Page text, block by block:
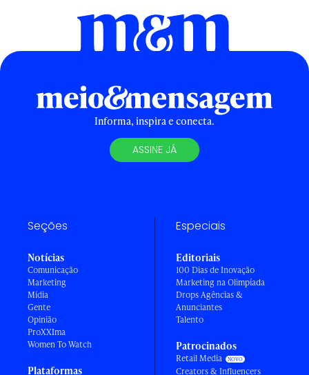
Informa, inspira e conecta.
ASSINE JÁ
Seções
Notícias
Comunicação
Marketing
Mídia
Gente
Opinião
ProXXIma
Women To Watch
Plataformas
Especiais
Editoriais
100 Dias de Inovação
Marketing na Olimpíada
Drops Agências &
Anunciantes
Talento
Patrocinados
Retail Media
Creators & Influencers